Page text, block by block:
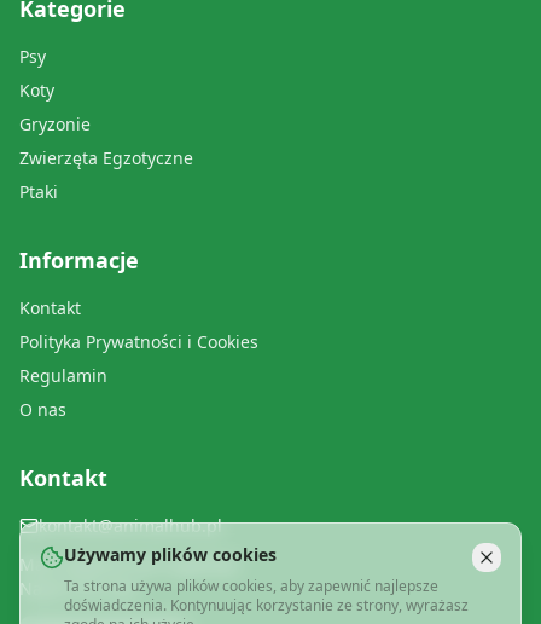
Używamy plików cookies
Ta strona używa plików cookies, aby zapewnić najlepsze
doświadczenia. Kontynuując korzystanie ze strony, wyrażasz
Kategorie
Psy
Koty
Gryzonie
Zwierzęta Egzotyczne
Ptaki
Informacje
Kontakt
Polityka Prywatności i Cookies
Regulamin
O nas
Kontakt
kontakt@animalhub.pl
Masz pytanie lub sugestię?
Napisz do nas!